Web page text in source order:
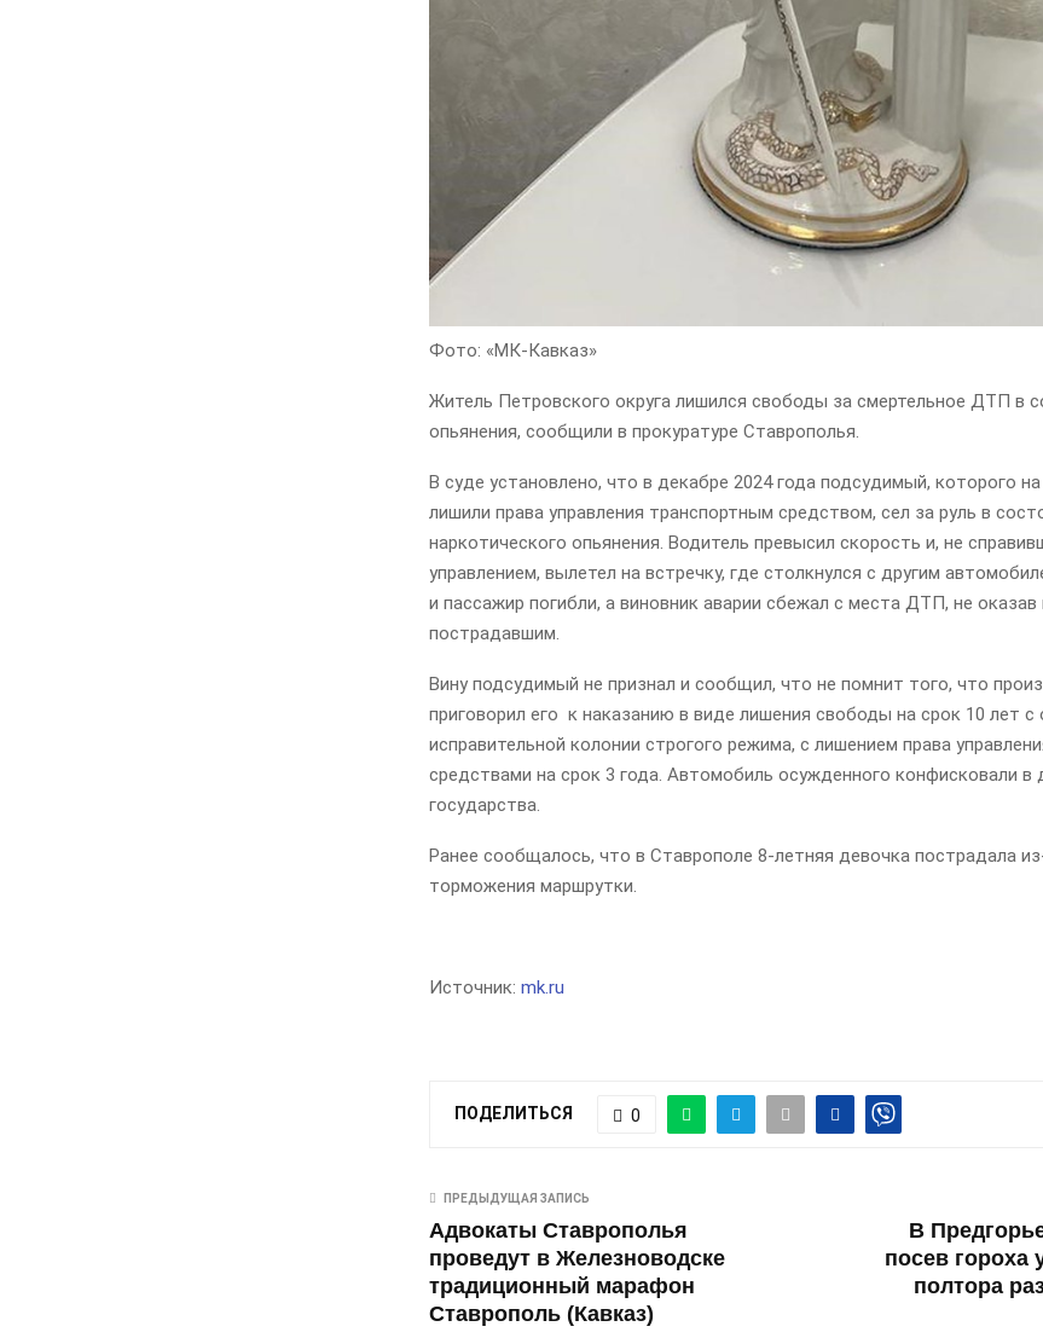
Фото: «МК-Кавказ»
Житель Петровского округа лишился свободы за смертельное ДТП в
опьянения, сообщили в прокуратуре Ставрополья.
В суде установлено, что в декабре 2024 года подсудимый, которого
лишили права управления транспортным средством, сел за руль в
наркотического опьянения. Водитель превысил скорость и, не
управлением, вылетел на встречку, где столкнулся с другим
и пассажир погибли, а виновник аварии сбежал с места ДТП, не
пострадавшим.
Вину подсудимый не признал и сообщил, что не помнит того, что
приговорил его к наказанию в виде лишения свободы на срок 10 лет
исправительной колонии строгого режима, с лишением права
средствами на срок 3 года. Автомобиль осужденного конфисковали в
государства.
Ранее сообщалось, что в Ставрополе 8-летняя девочка пострадала
торможения маршрутки.
Источник: mk.ru
ПОДЕЛИТЬСЯ 0
ПРЕДЫДУЩАЯ ЗАПИСЬ
Адвокаты Ставрополья
проведут в Железноводске
традиционный марафон
Ставрополь (Кавказ)
В
посев гороха
полтора